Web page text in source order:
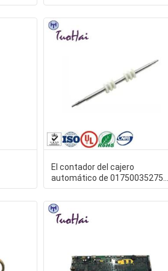
del cajero automático del
El contador del cajero
automático de 01750035275
1750035275 Wincor gira el